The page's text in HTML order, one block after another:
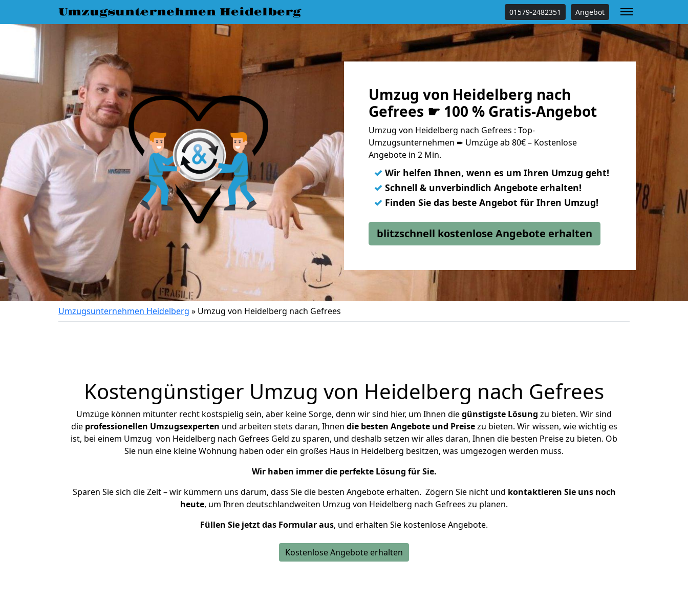
Umzugsunternehmen Heidelberg 01579-2482351 Angebot
Umzug von Heidelberg nach
Gefrees ☛ 100 % Gratis-Angebot
Umzug von Heidelberg nach Gefrees : Top-
Umzugsunternehmen ➨ Umzüge ab 80€ – Kostenlose
Angebote in 2 Min.
✓ Wir helfen Ihnen, wenn es um Ihren Umzug geht!
✓ Schnell & unverbindlich Angebote erhalten!
✓ Finden Sie das beste Angebot für Ihren Umzug!
blitzschnell kostenlose Angebote erhalten
Umzugsunternehmen Heidelberg » Umzug von Heidelberg nach Gefrees
Kostengünstiger Umzug von Heidelberg nach Gefrees
Umzüge können mitunter recht kostspielig sein, aber keine Sorge, denn wir sind hier, um Ihnen diegünstigste Lösung zu bieten. Wir sind
die professionellen Umzugsexperten und arbeiten stets daran, Ihnen die besten Angebote und Preisezu bieten. Wir wissen, wie wichtig es
ist, bei einem Umzug von Heidelberg nach Gefrees Geld zu sparen, und deshalb setzen wir alles daran, Ihnen die besten Preise zu bieten. Ob
Sie nun eine kleine Wohnung haben oder ein großes Haus in Heidelberg besitzen, was umgezogen werden muss.
Wir haben immer die perfekte Lösung für Sie.
Sparen Sie sich die Zeit – wir kümmern uns darum, dass Sie die besten Angebote erhalten. Zögern Sie nicht und kontaktieren Sie uns noch
heute, um Ihren deutschlandweiten Umzug von Heidelberg nach Gefrees zu planen.
Füllen Sie jetzt das Formular aus, und erhalten Sie kostenlose Angebote.
Kostenlose Angebote erhalten